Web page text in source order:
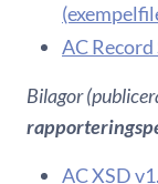
AC
Bilagor
AC XSD